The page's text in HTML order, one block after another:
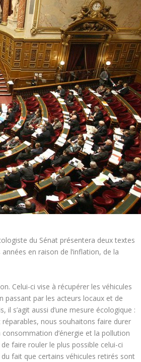
du Sénat présentera deux textes
en raison de l’inflation, de la
Celui-ci vise à récupérer les véhicules
passant par les acteurs locaux et de
il s’agit aussi d’une mesure écologique :
nous souhaitons faire durer
d’énergie et la pollution
faire rouler le plus possible celui-ci
fait que certains véhicules retirés sont